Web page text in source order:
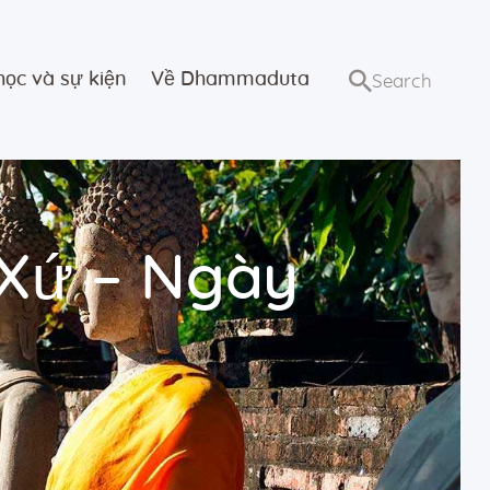
và sự kiện Về Dhammaduta
– Ngày